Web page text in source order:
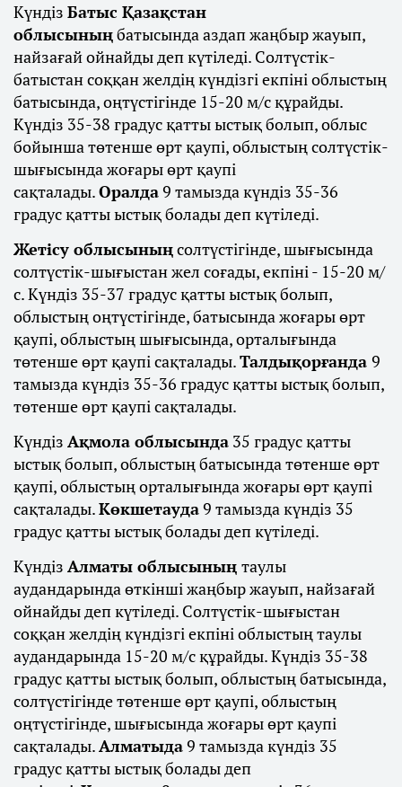
Күндіз Батыс Қазақстан
облысыныңбатысында аздап жаңбыр жауып,
найзағай ойнайды деп күтіледі. Солтүстік-
батыстан соққан желдің күндізгі екпіні облыстың
батысында, оңтүстігінде 15-20 м/с құрайды.
Күндіз 35-38 градус қатты ыстық болып, облыс
бойынша төтенше өрт қаупі, облыстың солтүстік-
шығысында жоғары өрт қаупі
сақталады.Оралда9 тамызда күндіз 35-36
градус қатты ыстық болады деп күтіледі.
Жетісу облысыныңсолтүстігінде, шығысында
солтүстік-шығыстан жел соғады, екпіні - 15-20 м/
с. Күндіз 35-37 градус қатты ыстық болып,
облыстың оңтүстігінде, батысында жоғары өрт
қаупі, облыстың шығысында, орталығында
төтенше өрт қаупі сақталады.Талдықорғанда 9
тамызда күндіз 35-36 градус қатты ыстық болып,
төтенше өрт қаупі сақталады.
Күндіз Ақмола облысында 35 градус қатты
ыстық болып, облыстың батысында төтенше өрт
қаупі, облыстың орталығында жоғары өрт қаупі
сақталады.Көкшетауда9 тамызда күндіз 35
градус қатты ыстық болады деп күтіледі.
Күндіз Алматы облысының таулы
аудандарында өткінші жаңбыр жауып, найзағай
ойнайды деп күтіледі. Солтүстік-шығыстан
соққан желдің күндізгі екпіні облыстың таулы
аудандарында 15-20 м/с құрайды. Күндіз 35-38
градус қатты ыстық болып, облыстың батысында,
солтүстігінде төтенше өрт қаупі, облыстың
оңтүстігінде, шығысында жоғары өрт қаупі
сақталады.Алматыда9 тамызда күндіз 35
градус қатты ыстық болады деп